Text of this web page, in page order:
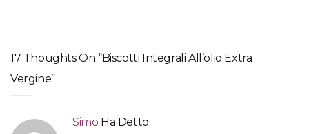
17 Thoughts On “Biscotti Integrali All’olio Extra
Vergine”
Simo Ha Detto: